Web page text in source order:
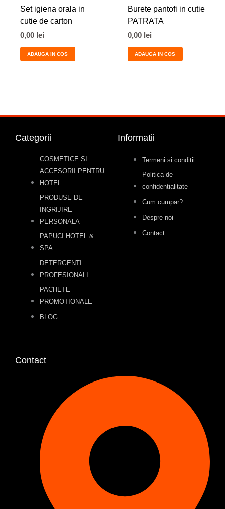
Set igiena orala in
cutie de carton
0,00 lei
ADAUGA IN COS
Burete pantofi in cutie
PATRATA
0,00 lei
ADAUGA IN COS
Categorii
COSMETICE SI
ACCESORII PENTRU
HOTEL
PRODUSE DE
INGRIJIRE
PERSONALA
PAPUCI HOTEL &
SPA
DETERGENTI
PROFESIONALI
PACHETE
PROMOTIONALE
BLOG
Informatii
Termeni si conditii
Politica de
confidentialitate
Cum cumpar?
Despre noi
Contact
Contact